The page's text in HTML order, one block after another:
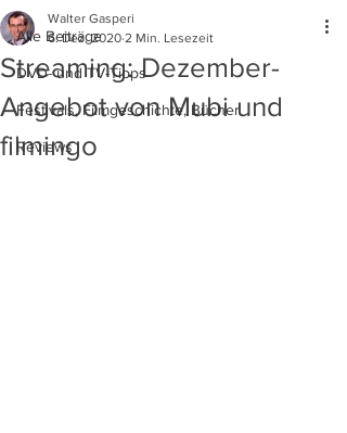
Alle Beiträge
DVD- und TV-Tipps
Festivals, Filmgeschichte, Bücher
Reviews
Streaming: Dezember-
Angebot von Mubi und
filmingo
Walter Gasperi
6. Dez. 2020 2 Min. Lesezeit